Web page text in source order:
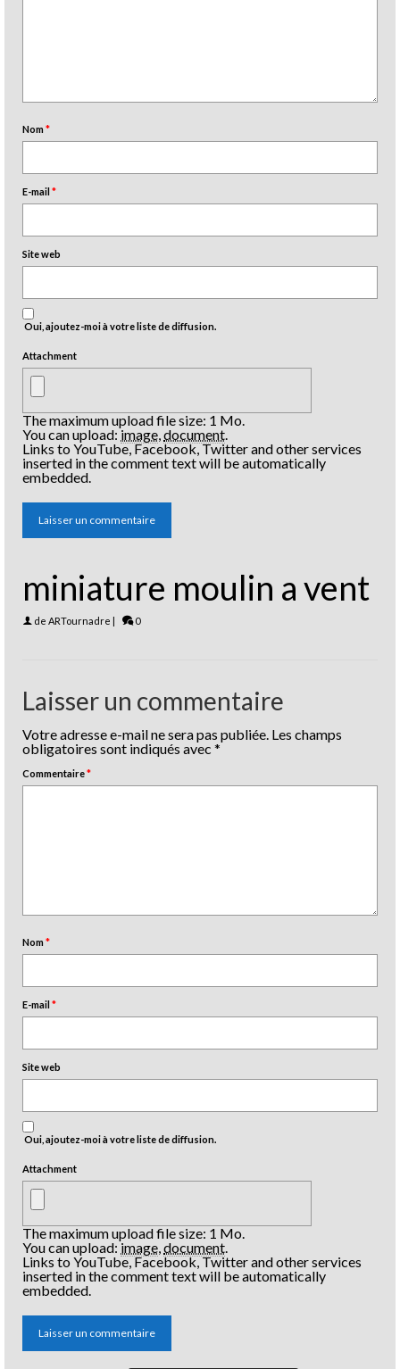
Nom*
E-mail*
Site web
Oui, ajoutez-moi à votre liste de diffusion.
Attachment
The maximum upload file size: 1 Mo.
You can upload:image,document.
Links to YouTube, Facebook, Twitter and other services
inserted in the comment text will be automatically
embedded.
miniature moulin a vent
de ARTournadre | 0
Laisser un commentaire
Votre adresse e-mail ne sera pas publiée. Les champs
obligatoires sont indiqués avec *
Commentaire*
Nom*
E-mail*
Site web
Oui, ajoutez-moi à votre liste de diffusion.
Attachment
The maximum upload file size: 1 Mo.
You can upload:image,document.
Links to YouTube, Facebook, Twitter and other services
inserted in the comment text will be automatically
embedded.